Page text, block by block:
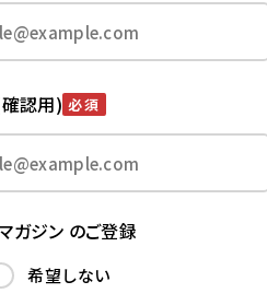
認用) 必須
ガジン のご登録
希望しない